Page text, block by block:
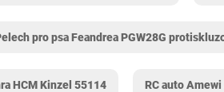
pro psa Feandrea PGW28G
HCM Kinzel 55114 RC auto